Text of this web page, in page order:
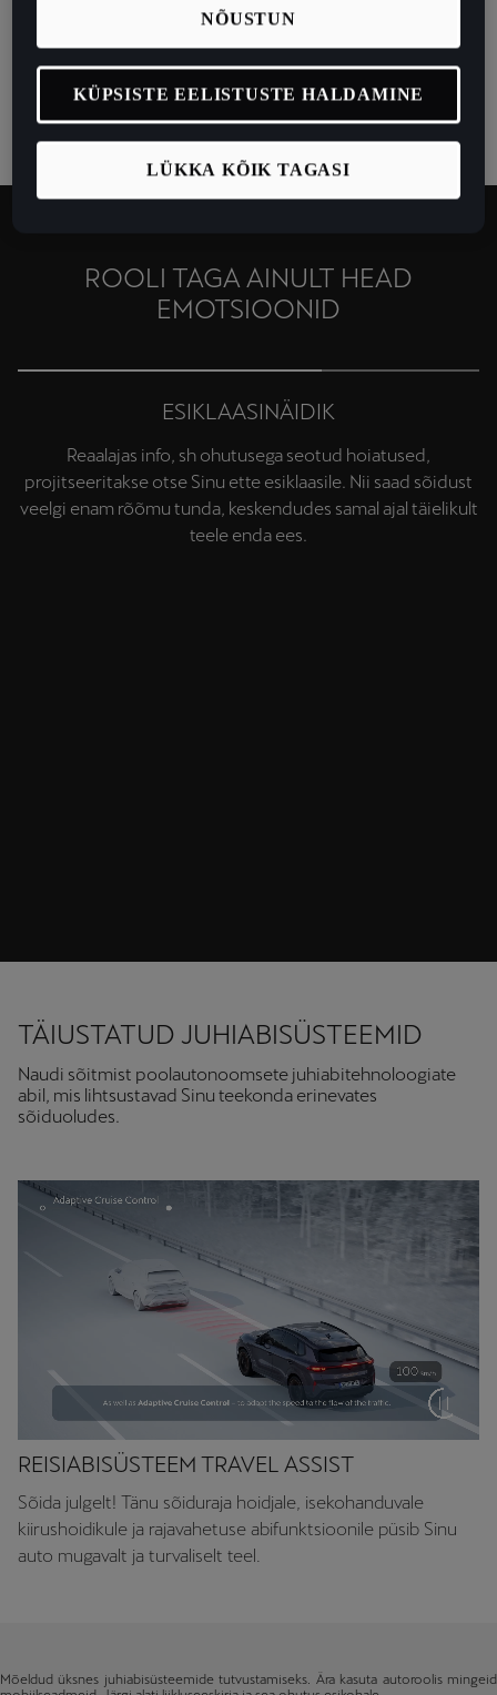
Naudi kaasahaaravamat sõitu, valgustades oma teed
enneolematult hea nähtavuse. Adaptiivsed esituled
vähendavad vastutulijate pimestamist ning autole
lähenedes tervitab Sind pilkupüüdev tervitusvalgustus.
ROOLI TAGA AINULT HEAD
EMOTSIOONID
ESIKLAASINÄIDIK
Reaalajas info, sh ohutusega seotud hoiatused,
projitseeritakse otse Sinu ette esiklaasile. Nii saad sõidust
veelgi enam rõõmu tunda, keskendudes samal ajal täielikult
teele enda ees.
TÄIUSTATUD JUHIABISÜSTEEMID
Naudi sõitmist poolautonoomsete juhiabitehnoloogiate
abil, mis lihtsustavad Sinu teekonda erinevates
sõiduoludes.
REISIABISÜSTEEM TRAVEL ASSIST
Sõida julgelt! Tänu sõiduraja hoidjale, isekohanduvale
kiirushoidikule ja rajavahetuse abifunktsioonile püsib Sinu
auto mugavalt ja turvaliselt teel.
Mõeldud üksnes juhiabisüsteemide tutvustamiseks. Ära kasuta autoroolis mingeid
LÜKKA KÕIK TAGASI
NÕUSTUN
KÜPSISTE EELISTUSTE HALDAMINE